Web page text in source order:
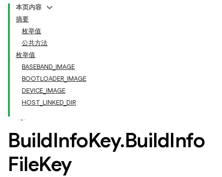
本页内容
摘要
枚举值
公共方法
枚举值
BASEBAND_IMAGE
BOOTLOADER_IMAGE
DEVICE_IMAGE
HOST_LINKED_DIR
BuildInfoKey.BuildInfo
FileKey